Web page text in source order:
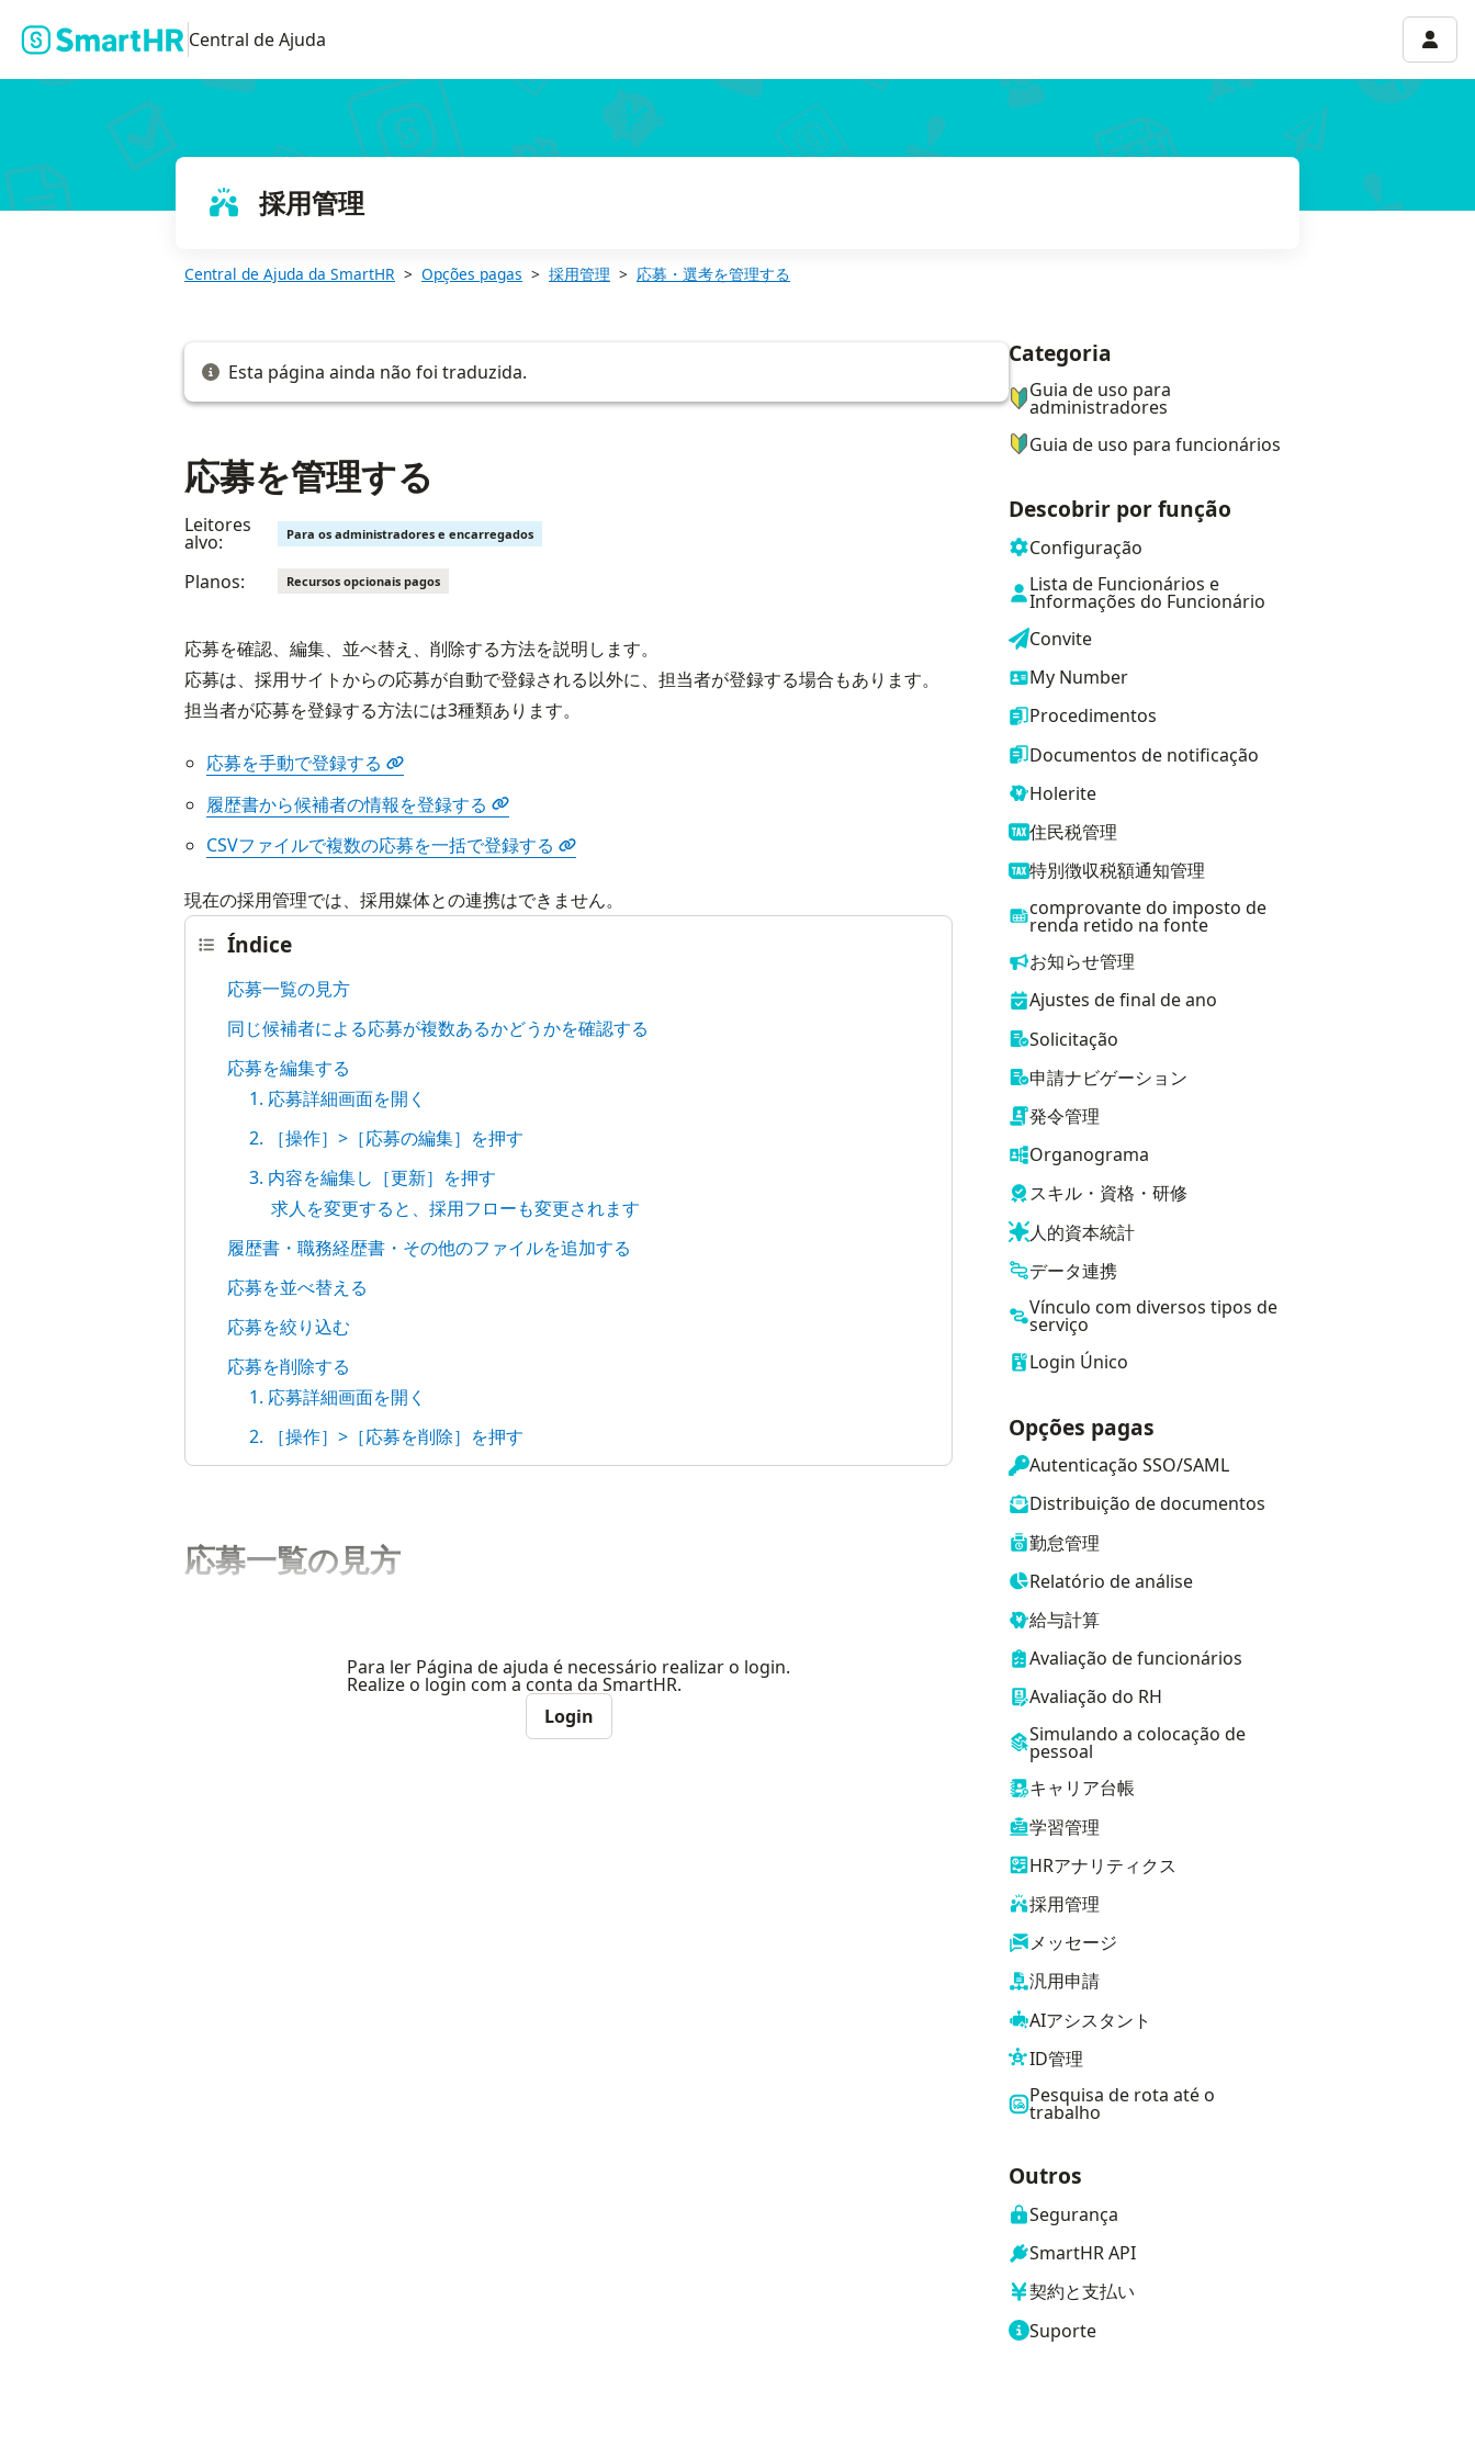
Central de Ajuda
採用管理
Central de Ajuda da SmartHR Opções pagas 採用管理 応募・選考を管理する
Esta página ainda não foi traduzida.
応募を管理する
Leitores
alvo: Para os administradores e encarregados
Planos: Recursos opcionais pagos
応募を確認、編集、並べ替え、削除する方法を説明します。
応募は、採用サイトからの応募が自動で登録される以外に、担当者が登録する場合もあります。
担当者が応募を登録する方法には3種類あります。
応募を手動で登録する
履歴書から候補者の情報を登録する
CSVファイルで複数の応募を一括で登録する
現在の採用管理では、採用媒体との連携はできません。
Índice
応募一覧の見方
同じ候補者による応募が複数あるかどうかを確認する
応募を編集する
1. 応募詳細画面を開く
2. ［操作］>［応募の編集］を押す
3. 内容を編集し［更新］を押す
求人を変更すると、採用フローも変更されます
履歴書・職務経歴書・その他のファイルを追加する
応募を並べ替える
応募を絞り込む
応募を削除する
1. 応募詳細画面を開く
2. ［操作］>［応募を削除］を押す
応募一覧の見方
Para ler Página de ajuda é necessário realizar o login.
Realize o login com a conta da SmartHR.
Login
ナビゲーションメニュー
Categoria
Guia de uso para
administradores
Guia de uso para funcionários
Descobrir por função
Configuração
Lista de Funcionários e
Informações do Funcionário
Convite
My Number
Procedimentos
Documentos de notificação
Holerite
住民税管理
特別徴収税額通知管理
comprovante do imposto de
renda retido na fonte
お知らせ管理
Ajustes de final de ano
Solicitação
申請ナビゲーション
発令管理
Organograma
スキル・資格・研修
人的資本統計
データ連携
Vínculo com diversos tipos de
serviço
Login Único
Opções pagas
Autenticação SSO/SAML
Distribuição de documentos
勤怠管理
Relatório de análise
給与計算
Avaliação de funcionários
Avaliação do RH
Simulando a colocação de
pessoal
キャリア台帳
学習管理
HRアナリティクス
採用管理
メッセージ
汎用申請
AIアシスタント
ID管理
Pesquisa de rota até o
trabalho
Outros
Segurança
SmartHR API
契約と支払い
Suporte